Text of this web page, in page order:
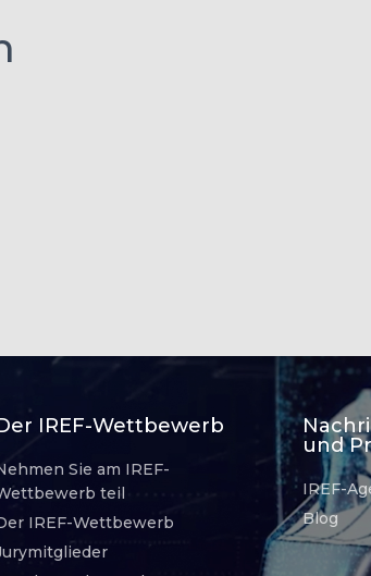
IREF-Wettbewerb
Sie am IREF-
teil
IREF-Wettbewerb
und
IREF-
Blog